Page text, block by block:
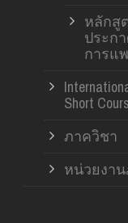
หลักสู
ประก
การแ
Short
ภาควิชา
หน่วยงา